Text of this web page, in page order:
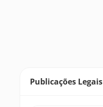
Publicações Legais